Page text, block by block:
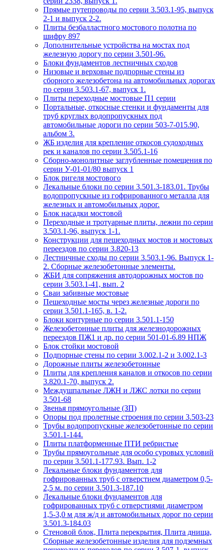
Прямые путепроводы по серии 3.503.1-95, выпуск
2-1 и выпуск 2-2.
Плиты безбалластного мостового полотна по
шифру 897
Дополнительные устройства на мостах под
железную дорогу по серии 3.501-96.
Блоки фундаментов лестничных сходов
Низовые и верховые подпорные стены из
сборного железобетона на автомобильных дорогах
по серии 3.503.1-67, выпуск 1.
Плиты переходные мостовые П1 серии
Портальные, откосные стенки и фундаменты для
труб круглых водопропускных под
автомобильные дороги по серии 503-7-015.90,
альбом 3.
ЖБ изделия для крепление откосов судоходных
рек и каналов по серии 3.505.1-16
Сборно-монолитные заглубленные помещения по
серии У-01-01/80 выпуск 1
Блок ригеля мостового
Лекальные блоки по серии 3.501.3-183.01. Трубы
водопропускные из гофрированного металла для
железных и автомобильных дорог.
Блок насадки мостовой
Переходные и тротуарные плиты, лежни по серии
3.503.1-96, выпуск 1-1.
Конструкции для пешеходных мостов и мостовых
переездов по серии 3.820-13
Лестничные сходы по серии 3.503.1-96. Выпуск 1-
2. Сборные железобетонные элементы.
ЖБИ для сопряжения автодорожных мостов по
серии 3.503.1-41, вып. 2
Сваи забивные мостовые
Пешеходные мосты через железные дороги по
серии 3.501.1-165, в. 1-2.
Блоки контурные по серии 3.501.1-150
Железобетонные плиты для железнодорожных
переездов ПЖ1 и др. по серии 501-01-6.89 НПЖ
Блок стойки мостовой
Подпорные стены по серии 3.002.1-2 и 3.002.1-3
Дорожные плиты железобетонные
Плиты для крепления каналов и откосов по серии
3.820.1-70, выпуск 2.
Междушпальные ЛЖН и ЛЖС лотки по серии
3.501-68
Звенья прямоугольные (ЗП)
Опоры под пролетные строения по серии 3.503-23
Трубы водопропускные железобетонные по серии
3.501.1-144.
Плиты платформенные ПТИ ребристые
Трубы прямоугольные для особо суровых условий
по серии 3.501.1-177.93. Вып. 1-2
Лекальные блоки фундаментов для
гофрированных труб с отверстием диаметром 0,5-
2,5 м. по серии 3.501.3-187.10
Лекальные блоки фундаментов для
гофрированных труб с отверстиями диаметром
1,5-3,0 м для ж/д и автомобильных дорог по серии
3.501.3-184.03
Стеновой блок, Плита перекрытия, Плита днища,
Сборные железобетонные изделия для подземных